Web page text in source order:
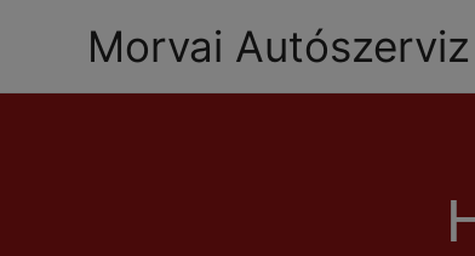
Morvai Autószerviz